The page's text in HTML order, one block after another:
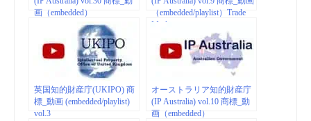
画（embedded）
（embedded/playlist）Trade
Marks
英国知的財産庁(UKIPO) 商
標_動画 (embedded/playlist)
vol.3
オーストラリア知的財産庁
(IP Australia) vol.10 商標_動
画（embedded）